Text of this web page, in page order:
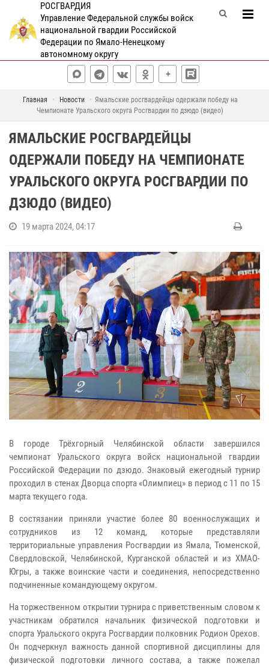
РОСГВАРДИЯ
Управление Федеральной службы войск
национальной гвардии Российской
Федерации по Ямало-Ненецкому
автономному округу
Главная Новости
Ямальские росгвардейцы одержали победу на
Чемпионате Уральского округа Росгвардии по дзюдо (видео)
ЯМАЛЬСКИЕ РОСГВАРДЕЙЦЫ
ОДЕРЖАЛИ ПОБЕДУ НА ЧЕМПИОНАТЕ
УРАЛЬСКОГО ОКРУГА РОСГВАРДИИ ПО
ДЗЮДО (ВИДЕО)
19 марта 2024, 04:17
В городе Трёхгорный Челябинской области завершился
чемпионат Уральского округа войск национальной гвардии
Российской Федерации по дзюдо. Знаковый ежегодный турнир
проходил в стенах Дворца спорта «Олимпиец» в период с 11 по 15
марта текущего года.
В состязании приняли участие более 80 военнослужащих и
сотрудников из 12 команд, которые представляли
территориальные управления Росгвардии из Ямала, Тюменской,
Свердловской, Челябинской, Курганской областей и из ХМАО-
Югры, а также воинские части и соединения, непосредственно
подчиненные командующему округом.
На торжественном открытии турнира с приветственным словом к
участникам обратился начальник физической подготовки и
спорта Уральского округа Росгвардии полковник Родион Орехов.
Он подчеркнул важность данной спортивной дисциплины для
физической подготовки личного состава, а также пожелал